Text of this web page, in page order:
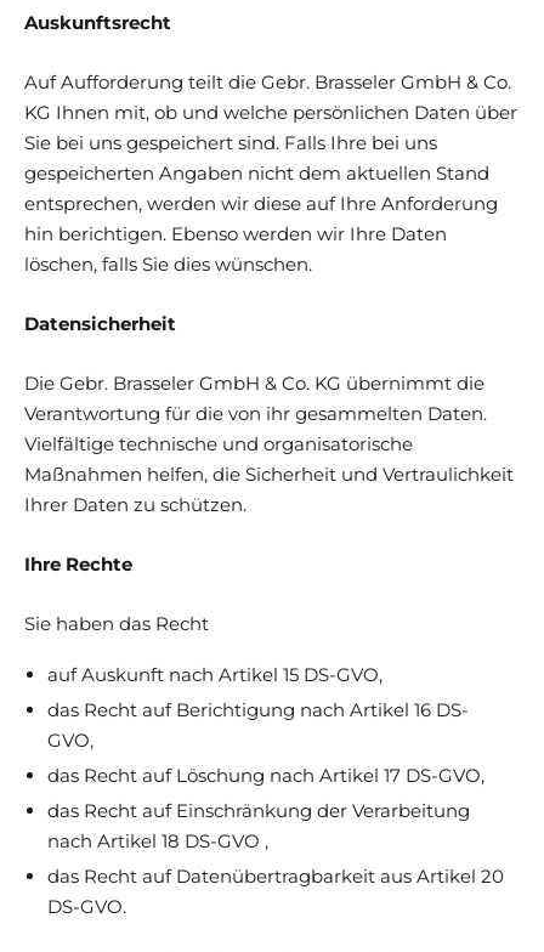
Auskunftsrecht
Auf Aufforderung teilt die Gebr. Brasseler GmbH & Co.
KG Ihnen mit, ob und welche persönlichen Daten über
Sie bei uns gespeichert sind. Falls Ihre bei uns
gespeicherten Angaben nicht dem aktuellen Stand
entsprechen, werden wir diese auf Ihre Anforderung
hin berichtigen. Ebenso werden wir Ihre Daten
löschen, falls Sie dies wünschen.
Datensicherheit
Die Gebr. Brasseler GmbH & Co. KG übernimmt die
Verantwortung für die von ihr gesammelten Daten.
Vielfältige technische und organisatorische
Maßnahmen helfen, die Sicherheit und Vertraulichkeit
Ihrer Daten zu schützen.
Ihre Rechte
Sie haben das Recht
auf Auskunft nach Artikel 15 DS-GVO,
das Recht auf Berichtigung nach Artikel 16 DS-
GVO,
das Recht auf Löschung nach Artikel 17 DS-GVO,
das Recht auf Einschränkung der Verarbeitung
nach Artikel 18 DS-GVO ,
das Recht auf Datenübertragbarkeit aus Artikel 20
DS-GVO.